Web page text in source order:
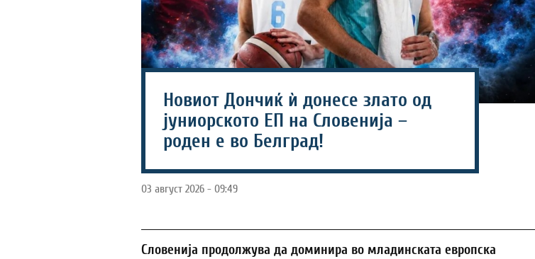
Новиот Дончиќ ѝ донесе злато од
јуниорското ЕП на Словенија –
роден е во Белград!
03 август 2026 - 09:49
Словенија продолжува да доминира во младинската европска